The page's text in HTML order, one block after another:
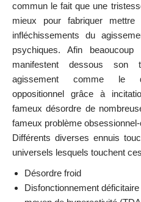
commun le fait que une
mieux pour fabriquer
infléchissements du
psychiques. Afin
manifestent dessous son
agissement comme le
oppositionnel grâce à
fameux désordre de
fameux problème
Différents diverses ennuis
universels lesquels touchent
Désordre froid
Disfonctionnement déficitaire